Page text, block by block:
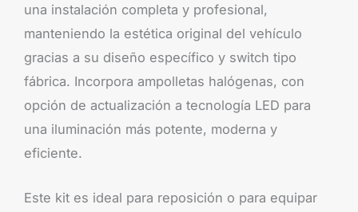
una instalación completa y profesional,
manteniendo la estética original del vehículo
gracias a su diseño específico y switch tipo
fábrica. Incorpora ampolletas halógenas, con
opción de actualización a tecnología LED para
una iluminación más potente, moderna y
eficiente.
Este kit es ideal para reposición o para equipar